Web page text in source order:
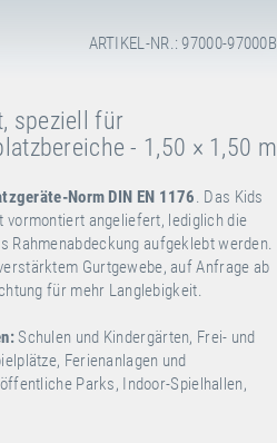
ARTIKEL-NR.: 97000-97000B
speziell für
- 1,50 × 1,50 m
Norm DIN EN 1176. Das Kids
vormontiert angeliefert, lediglich die
Rahmenabdeckung aufgeklebt werden.
Gurtgewebe, auf Anfrage ab
für mehr Langlebigkeit.
Schulen und Kindergärten, Frei- und
Ferienanlagen und
Parks, Indoor-Spielhallen,